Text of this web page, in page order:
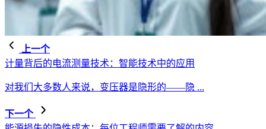
上一个
计量背后的电流测量技术：智能技术中的应用
对我们大多数人来说，变压器是隐形的——隐 ...
下一个